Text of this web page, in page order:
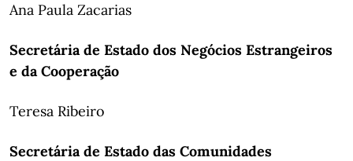
Ana Paula Zacarias
Secretária de Estado dos Negócios Estrangeiros
e da Cooperação
Teresa Ribeiro
Secretária de Estado das Comunidades